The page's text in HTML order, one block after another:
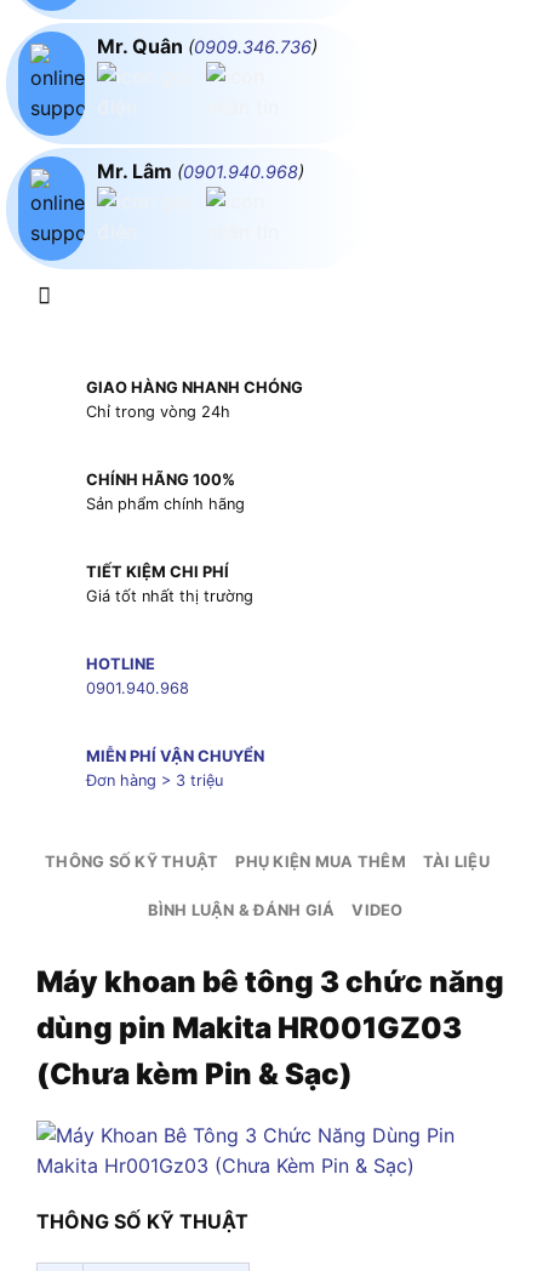
Mr. Quân (0909.346.736)
Mr. Lâm (0901.940.968)
GIAO HÀNG NHANH CHÓNG
Chỉ trong vòng 24h
CHÍNH HÃNG 100%
Sản phẩm chính hãng
TIẾT KIỆM CHI PHÍ
Giá tốt nhất thị trường
HOTLINE
0901.940.968
MIỄN PHÍ VẬN CHUYỂN
Đơn hàng > 3 triệu
THÔNG SỐ KỸ THUẬT PHỤ KIỆN MUA THÊM TÀI LIỆU
BÌNH LUẬN & ĐÁNH GIÁ VIDEO
Máy khoan bê tông 3 chức năng
dùng pin Makita HR001GZ03
(Chưa kèm Pin & Sạc)
THÔNG SỐ KỸ THUẬT